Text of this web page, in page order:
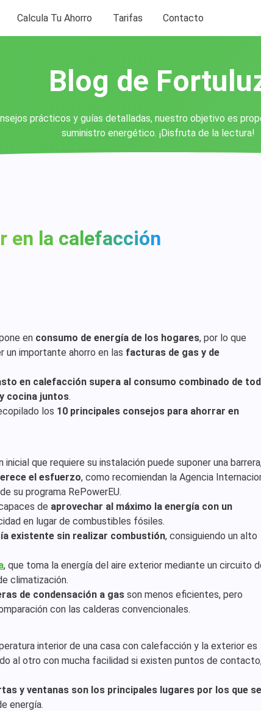
Calcula Tu Ahorro Tarifas Contacto
Blog de
prácticos y guías detalladas, nuestro objetivo es
suministro energético. ¡Disfruta de la lectura!
en la calefacción
en consumo de energía de los hogares, por lo que
un importante ahorro en las facturas de gas y de
en calefacción supera al consumo combinado de
cocina juntos.
los 10 principales consejos para ahorrar en
inicial que requiere su instalación puede suponer una
el esfuerzo, como recomiendan la Agencia
su programa RePowerEU.
de aprovechar al máximo la energía con un
en lugar de combustibles fósiles.
existente sin realizar combustión, consiguiendo un alto
, que toma la energía del aire exterior mediante un circuito
climatización.
de condensación a gas son menos eficientes, pero
con las calderas convencionales.
interior de una casa con calefacción y la exterior es
al otro con mucha facilidad si existen puntos de
y ventanas son los principales lugares por los que se
energía.